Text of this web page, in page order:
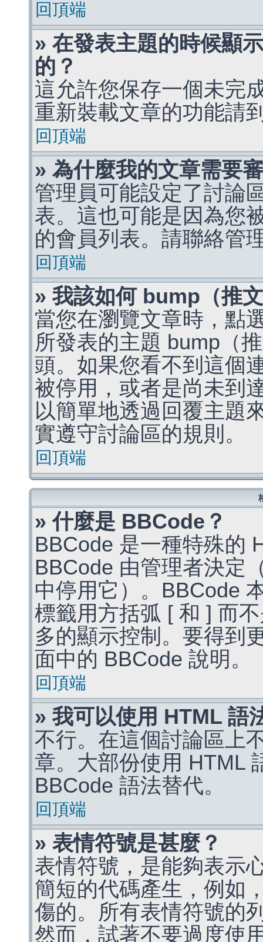
回頂端
» 在發表主題的時候顯
的？
這允許您保存一個未完
重新裝載文章的功能請
回頂端
» 為什麼我的文章需要
管理員可能設定了討論
表。這也可能是因為您
的會員列表。請聯絡管
回頂端
» 我該如何 bump（推
當您在瀏覽文章時，點
所發表的主題 bump（
頭。如果您看不到這個
被停用，或者是尚未到
以簡單地透過回覆主題
實遵守討論區的規則。
回頂端
» 什麼是 BBCode？
BBCode 是一種特殊的
BBCode 由管理者決定
中停用它）。BBCode
標籤用方括弧 [ 和 ] 而
多的顯示控制。要得到
面中的 BBCode 說明。
回頂端
» 我可以使用 HTML 語
不行。在這個討論區上
章。大部份使用 HTML
BBCode 語法替代。
回頂端
» 表情符號是甚麼？
表情符號，是能夠表示
簡短的代碼產生，例如
傷的。所有表情符號的
然而，試著不要過度使